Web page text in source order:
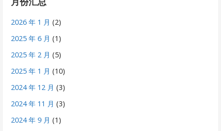
2026 年 1 月 (2)
2025 年 6 月 (1)
2025 年 2 月 (5)
2025 年 1 月 (10)
2024 年 12 月 (3)
2024 年 11 月 (3)
2024 年 9 月 (1)